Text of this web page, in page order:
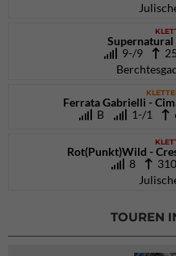
9-/9
Ferrata Gabrielli -
B
1-/1
Rot(Punkt)Wild -
8
TOUREN